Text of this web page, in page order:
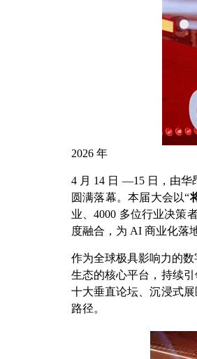
2026 年
4 月 14 日 —15 日，由华
圆满落幕。本届大会以“
业、4000 多位行业决策
度融合，为 AI 商业化落
作为全球极具影响力的
生态的核心平台，持续
十大垂直论坛、沉浸式
路径。